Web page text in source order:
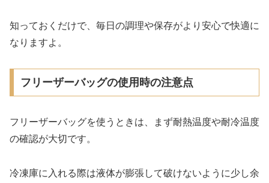
知っておくだけで、毎日の調理や保存がより安心で快適に
なりますよ。
フリーザーバッグの使用時の注意点
フリーザーバッグを使うときは、まず耐熱温度や耐冷温度
の確認が大切です。
冷凍庫に入れる際は液体が膨張して破けないように少し余